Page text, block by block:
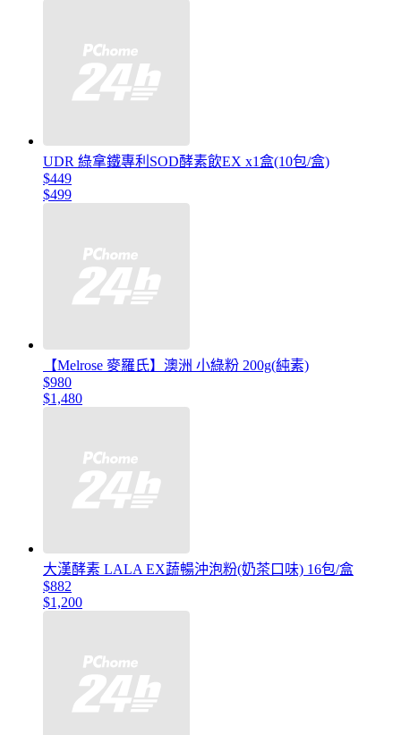
UDR 綠拿鐵專利SOD酵素飲EX x1盒(10包/盒)
$449
$499
【Melrose 麥羅氏】澳洲 小綠粉 200g(純素)
$980
$1,480
大漢酵素 LALA EX蔬暢沖泡粉(奶茶口味) 16包/盒
$882
$1,200